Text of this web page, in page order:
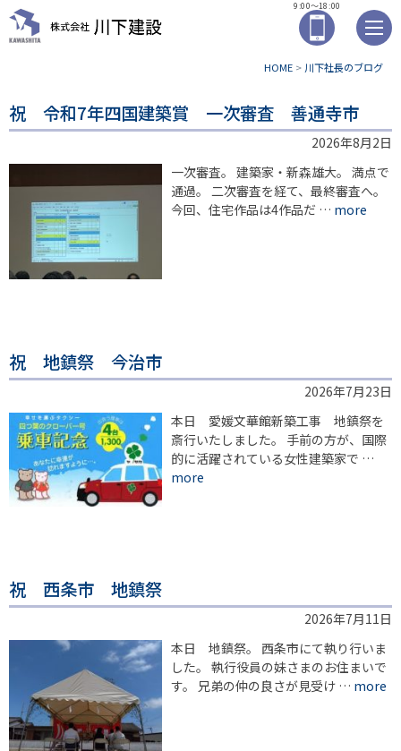
9:00～18:00
HOME > 川下社長のブログ
祝 令和7年四国建築賞 一次審査 善通寺市
2026年8月2日
一次審査。 建築家・新森雄大。 満点で
通過。 二次審査を経て、最終審査へ。
今回、住宅作品は4作品だ … more
祝 地鎮祭 今治市
2026年7月23日
本日 愛媛文華館新築工事 地鎮祭を
斎行いたしました。 手前の方が、国際
的に活躍されている女性建築家で …
more
祝 西条市 地鎮祭
2026年7月11日
本日 地鎮祭。 西条市にて執り行いま
した。 執行役員の妹さまのお住まいで
す。 兄弟の仲の良さが見受け … more